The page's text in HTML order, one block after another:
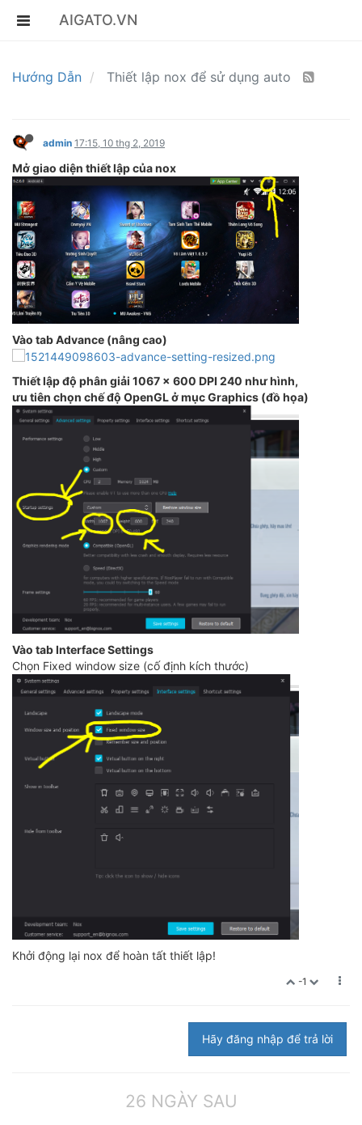
AIGATO.VN
Hướng Dẫn Thiết lập nox để sử dụng auto
admin 17:15, 10 thg 2, 2019
Mở giao diện thiết lập của nox
Vào tab Advance (nâng cao)
Thiết lập độ phân giải 1067 x 600 DPI 240 như hình,
ưu tiên chọn chế độ OpenGL ở mục Graphics (đồ họa)
Vào tab Interface Settings
Chọn Fixed window size (cố định kích thước)
Khởi động lại nox để hoàn tất thiết lập!
-1
Hãy đăng nhập để trả lời
26 NGÀY SAU